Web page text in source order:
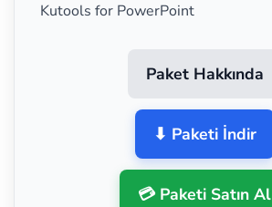
Kutools for PowerPoint
Paket Hakkında
⬇ Paketi İndir
💳 Paketi Satın Al